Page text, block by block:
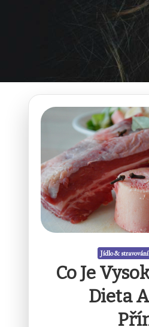
Jídlo & stravování
Co Je
Dieta